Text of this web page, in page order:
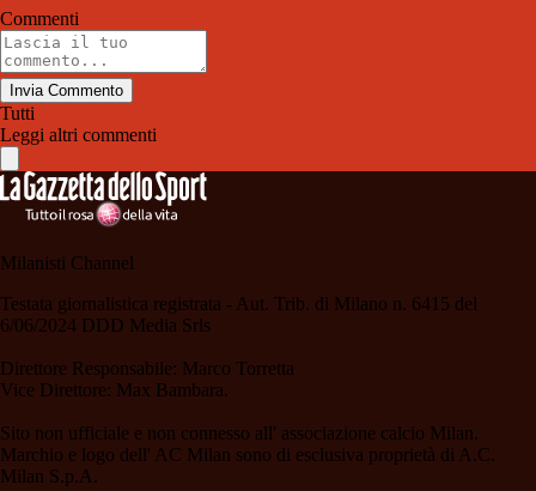
Commenti
Invia Commento
Tutti
Leggi altri commenti
Milanisti Channel
Testata giornalistica registrata - Aut. Trib. di Milano n. 6415 del
6/06/2024 DDD Media Srls
Direttore Responsabile: Marco Torretta
Vice Direttore: Max Bambara.
Sito non ufficiale e non connesso all' associazione calcio Milan.
Marchio e logo dell' AC Milan sono di esclusiva proprietà di A.C.
Milan S.p.A.